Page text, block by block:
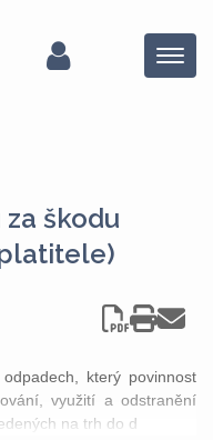
Menu
škodu
který povinnost
využití a odstranění
na trh do d